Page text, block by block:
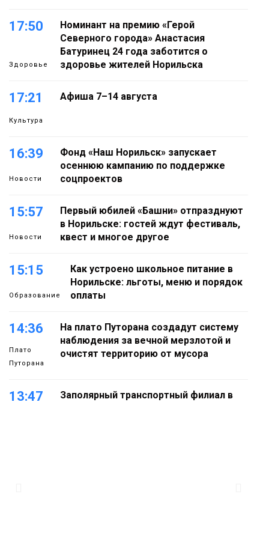
17:50
Здоровье
Номинант на премию «Герой
Северного города» Анастасия
Батуринец 24 года заботится о
здоровье жителей Норильска
17:21
Культура
Афиша 7–14 августа
16:39
Новости
Фонд «Наш Норильск» запускает
осеннюю кампанию по поддержке
соцпроектов
15:57
Новости
Первый юбилей «Башни» отпразднуют
в Норильске: гостей ждут фестиваль,
квест и многое другое
15:15
Образование
Как устроено школьное питание в
Норильске: льготы, меню и порядок
оплаты
14:36
Плато
Путорана
На плато Путорана создадут систему
наблюдения за вечной мерзлотой и
очистят территорию от мусора
13:47
Заполярный транспортный филиал в